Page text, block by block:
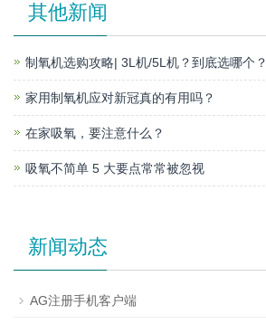
其他新闻
制氧机选购攻略| 3L机/5L机？到底选哪个？
家用制氧机应对新冠真的有用吗？
在家吸氧，要注意什么？
吸氧不简单 5 大要点常常被忽视
新闻动态
AG注册手机客户端